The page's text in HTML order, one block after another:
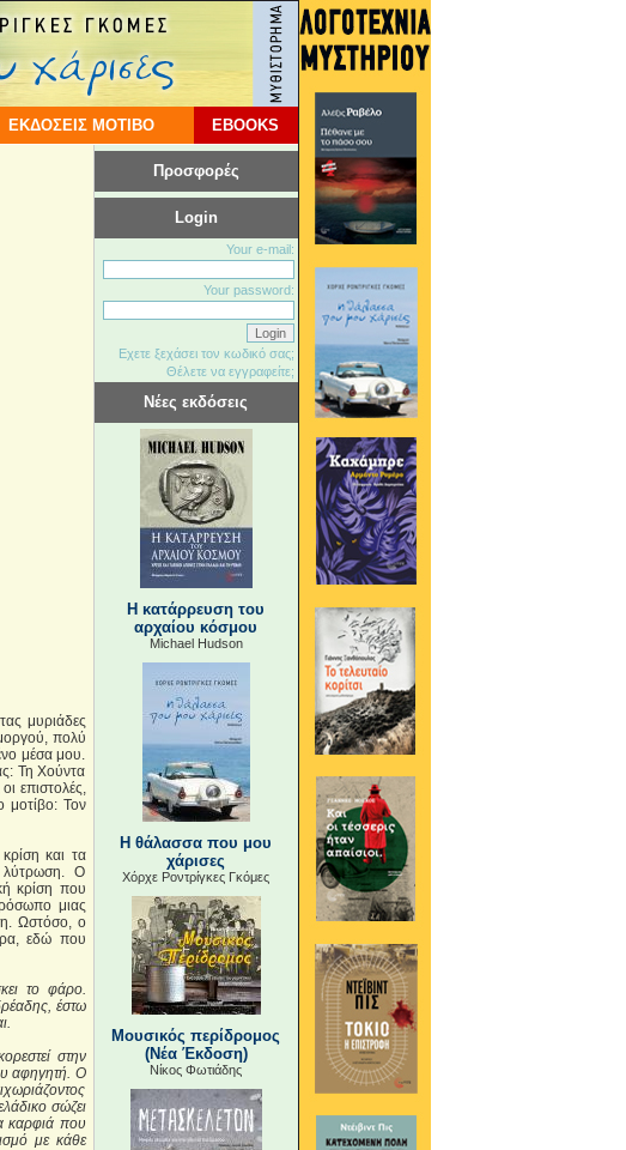
ΕΚΔΟΣΕΙΣ ΜΟΤΙΒΟ EBOOKS
μυριάδες
πολύ
μέσα μου.
Τη Χούντα
επιστολές,
μοτίβο: Τον
και τα
λύτρωση. Ο
κρίση που
μιας
Ωστόσο, ο
εδώ που
το φάρο.
έστω
στην
αφηγητή. Ο
σώζει
καρφιά που
με κάθε
Προσφορές
Login
Your e-mail:
Your password:
Εχετε ξεχάσει τον κωδικό σας;
Θέλετε να εγγραφείτε;
Νέες εκδόσεις
Η κατάρρευση του
αρχαίου κόσμου
Michael Hudson
Η θάλασσα που μου
χάρισες
Χόρχε Ροντρίγκες Γκόμες
Μουσικός περίδρομος
(Νέα Έκδοση)
Νίκος Φωτιάδης